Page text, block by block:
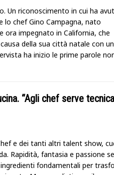
Un riconoscimento in cui ha
lo chef Gino Campagna, nato
ora impegnato in California, che
della sua città natale con
ha inizio le prime parole
“Agli chef serve
e dei tanti altri talent show,
Rapidità, fantasia e passione
fondamentali per